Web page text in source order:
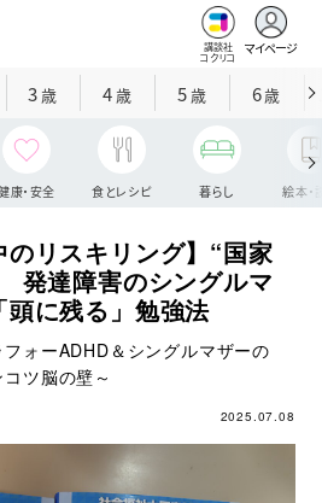
講談社
コクリコ
マイページ
3歳 4歳 5歳 6歳
康・安全 食とレシピ 暮らし 絵本・
リスキリング】“国家
発達障害のシングルマ
に残る」勉強法
ォーADHD＆シングルマザーの
ツ脳の壁～
2025.07.08